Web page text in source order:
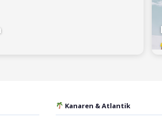
Kanaren & Atlantik